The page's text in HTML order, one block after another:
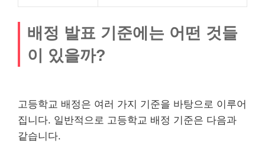
배정 발표 기준에는 어떤 것들
이 있을까?
고등학교 배정은 여러 가지 기준을 바탕으로 이루어
집니다. 일반적으로 고등학교 배정 기준은 다음과
같습니다.